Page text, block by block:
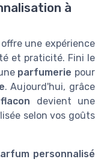
à
offre une expérience
et praticité. Fini le
parfumerie pour
. Aujourd'hui, grâce
flacon devient une
selon vos goûts
personnalisé